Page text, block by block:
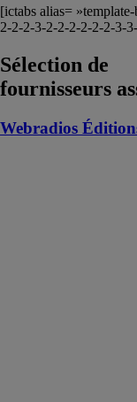
[ictabs alias=
2-2-2-3-2-2-2-2-2-2-3-
Sélection de
fournisseurs
Webradios